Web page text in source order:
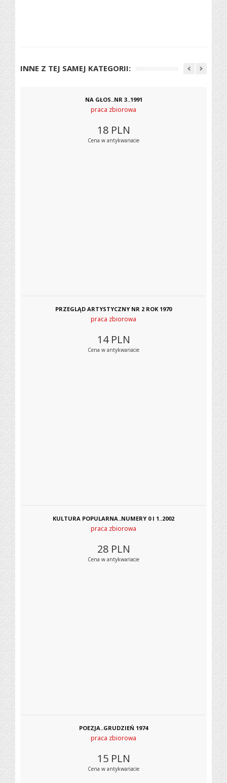
INNE Z TEJ SAMEJ KATEGORII:
NA GŁOS..NR 3..1991
praca zbiorowa
18 PLN
Cena w antykwariacie
PRZEGLĄD ARTYSTYCZNY NR 2 ROK 1970
praca zbiorowa
14 PLN
Cena w antykwariacie
KULTURA POPULARNA..NUMERY 0 I 1..2002
praca zbiorowa
28 PLN
Cena w antykwariacie
POEZJA..GRUDZIEŃ 1974
praca zbiorowa
15 PLN
Cena w antykwariacie